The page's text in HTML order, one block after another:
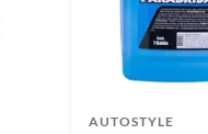
AUTOSTYLE